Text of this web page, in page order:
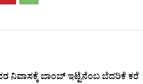
ನಿವಾಸಕ್ಕೆ ಬಾಂಬ್ ಇಟ್ಟೆನೆಂಬ ಬೆದರಿಕೆ ಕರೆ